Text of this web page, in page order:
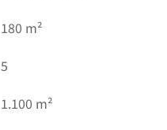
180 m²
5
1.100 m²